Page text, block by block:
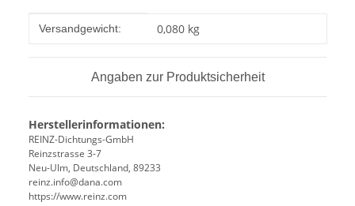
Produkteigenschaft
Wert
Versandgewicht: 0,080 kg
Angaben zur Produktsicherheit
Herstellerinformationen:
REINZ-Dichtungs-GmbH
Reinzstrasse 3-7
Neu-Ulm, Deutschland, 89233
reinz.info@dana.com
https://www.reinz.com